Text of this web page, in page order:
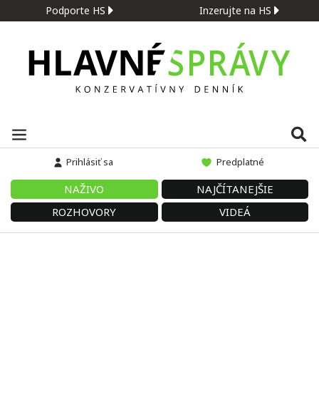
Podporte HS Inzerujte na HS
Prihlásiť sa Predplatné
NAŽIVO
NAJČÍTANEJŠIE
ROZHOVORY
VIDEÁ